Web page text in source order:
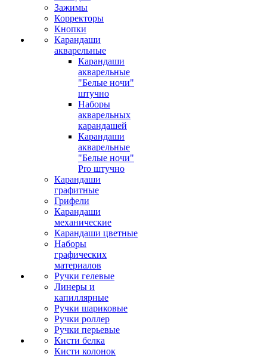
Зажимы
Корректоры
Кнопки
Карандаши
акварельные
Карандаши
акварельные
"Белые ночи"
штучно
Наборы
акварельных
карандашей
Карандаши
акварельные
"Белые ночи"
Pro штучно
Карандаши
графитные
Грифели
Карандаши
механические
Карандаши цветные
Наборы
графических
материалов
Ручки гелевые
Линеры и
капиллярные
Ручки шариковые
Ручки роллер
Ручки перьевые
Кисти белка
Кисти колонок